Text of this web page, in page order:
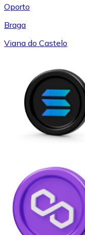
Oporto
Braga
Viana do Castelo